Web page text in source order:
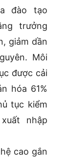
đào tạo
trưởng
giảm dần
Môi
được cải
hóa 61%
tục kiểm
nhập
cao gắn